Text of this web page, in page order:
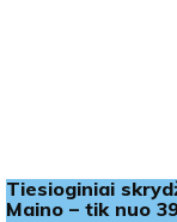
Tiesioginiai
Maino – tik nuo